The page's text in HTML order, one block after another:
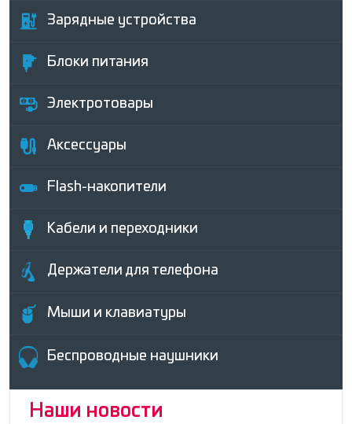
Зарядные устройства
Блоки питания
Электротовары
Аксессуары
Flash-накопители
Кабели и переходники
Держатели для телефона
Мыши и клавиатуры
Беcпроводные наушники
Наши новости